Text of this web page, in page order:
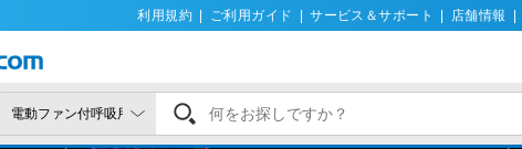
利用規約 ご利用ガイド サービス＆サポート 店舗情報